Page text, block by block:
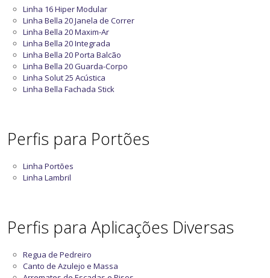
Linha 16 Hiper Modular
Linha Bella 20 Janela de Correr
Linha Bella 20 Maxim-Ar
Linha Bella 20 Integrada
Linha Bella 20 Porta Balcão
Linha Bella 20 Guarda-Corpo
Linha Solut 25 Acústica
Linha Bella Fachada Stick
Perfis para Portões
Linha Portões
Linha Lambril
Perfis para Aplicações Diversas
Regua de Pedreiro
Canto de Azulejo e Massa